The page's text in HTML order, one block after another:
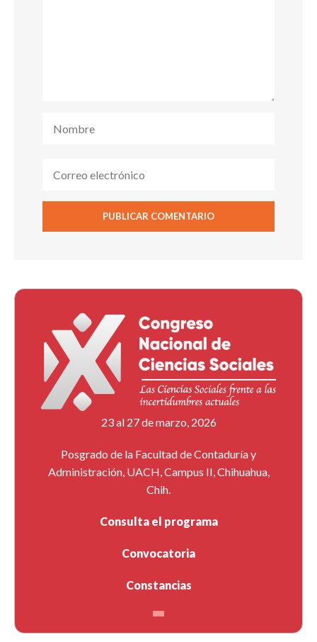
23 al 27 de marzo, 2026
Posgrado de la Facultad de Contaduría y
Administración, UACH, Campus II, Chihuahua,
Chih.
Consulta el programa
Convocatoria
Constancias